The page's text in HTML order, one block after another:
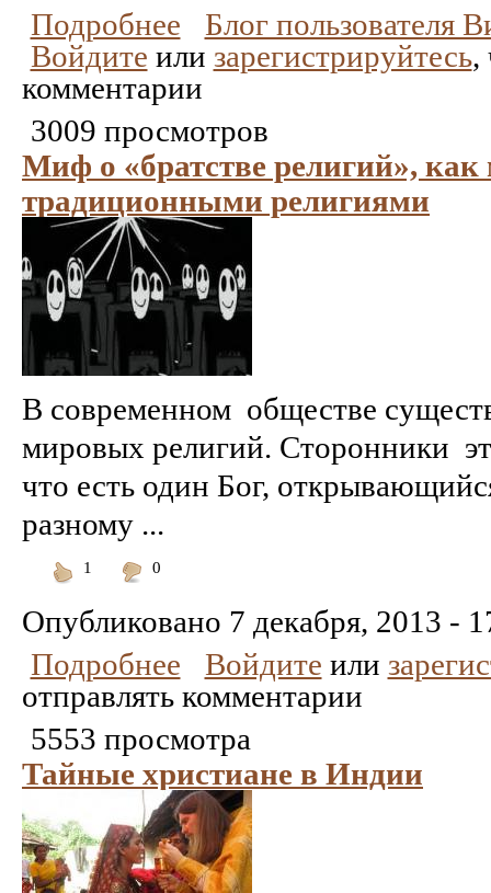
Подробнее
Блог пользователя
Войдите или зарегистрируйтесь,
комментарии
3009 просмотров
Миф о «братстве религий», как
традиционными религиями
В современном обществе
мировых религий. Сторонники
что есть один Бог,
разному ...
1
0
Опубликовано 7 декабря, 2013 -
Подробнее
Войдите или
отправлять комментарии
5553 просмотра
Тайные христиане в Индии